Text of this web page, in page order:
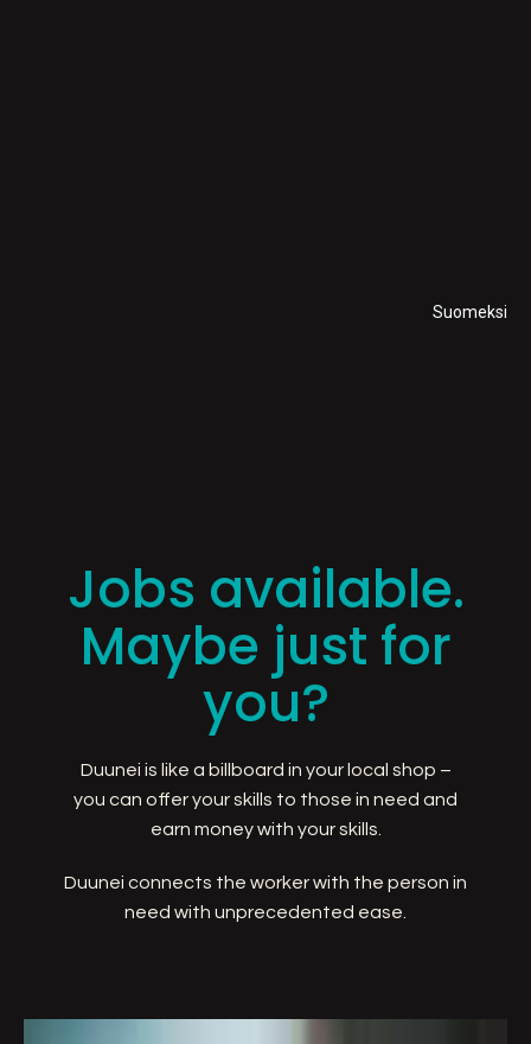
Suomeksi
Jobs available.
Maybe just for
you?
Duunei is like a billboard in your local shop –
you can offer your skills to those in need and
earn money with your skills.
Duunei connects the worker with the person in
need with unprecedented ease.